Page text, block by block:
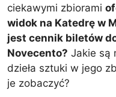
ciekawymi zbiorami
widok na Katedrę w
jest cennik biletów
Novecento? Jakie są
dzieła sztuki w jego
je zobaczyć?